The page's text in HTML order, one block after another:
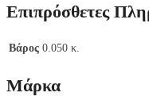
Επιπρόσθετες
Βάρος 0.050 κ.
Μάρκα